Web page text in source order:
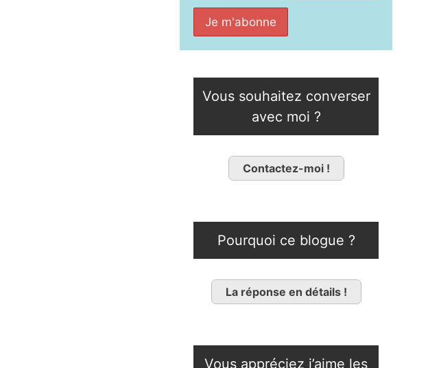
Vous souhaitez converser
avec moi ?
Contactez-moi !
Pourquoi ce blogue ?
La réponse en détails !
Vous appréciez j’aime les